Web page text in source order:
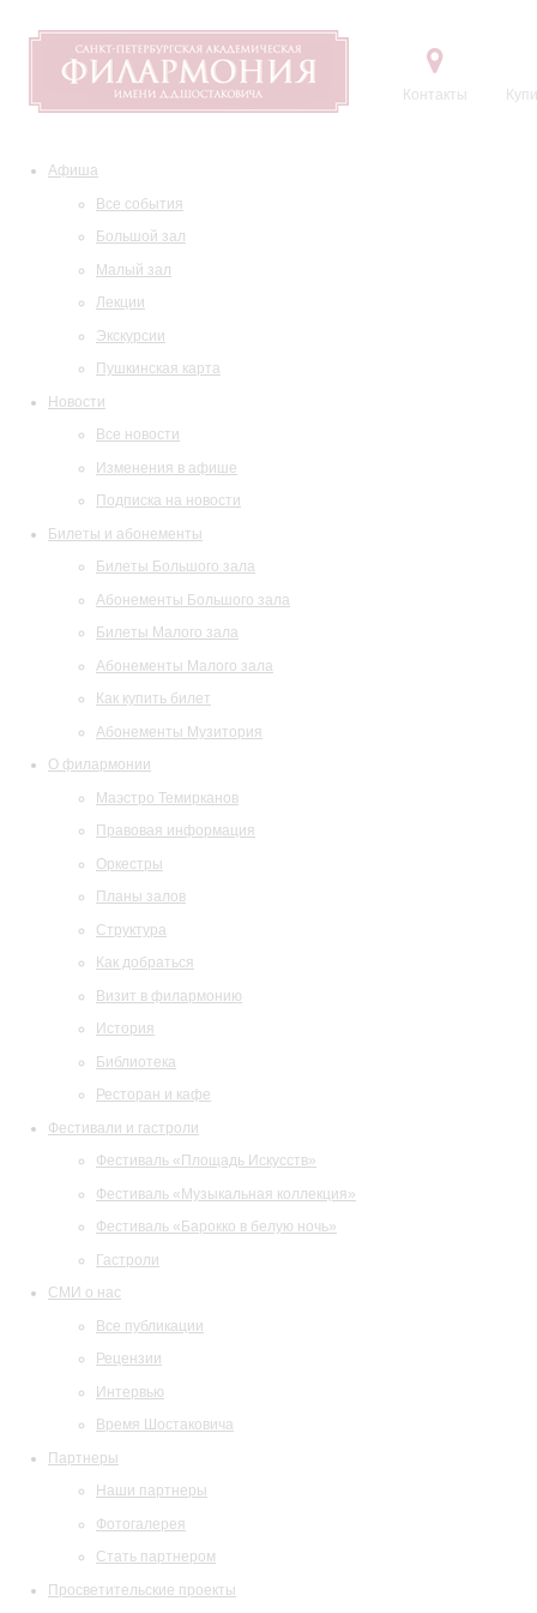
Контакты
Афиша
Все события
Большой зал
Малый зал
Лекции
Экскурсии
Пушкинская карта
Новости
Все новости
Изменения в афише
Подписка на новости
Билеты и абонементы
Билеты Большого зала
Абонементы Большого зала
Билеты Малого зала
Абонементы Малого зала
Как купить билет
Абонементы Музитория
О филармонии
Маэстро Темирканов
Правовая информация
Оркестры
Планы залов
Структура
Как добраться
Визит в филармонию
История
Библиотека
Ресторан и кафе
Фестивали и гастроли
Фестиваль «Площадь Искусств»
Фестиваль «Музыкальная коллекция»
Фестиваль «Барокко в белую ночь»
Гастроли
СМИ о нас
Все публикации
Рецензии
Интервью
Время Шостаковича
Партнеры
Наши партнеры
Фотогалерея
Стать партнером
Просветительские проекты